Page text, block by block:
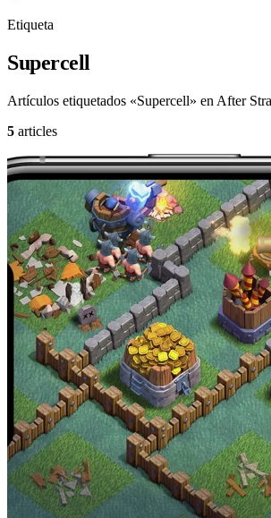
Etiqueta
Supercell
Artículos etiquetados «Supercell» en After
5 articles